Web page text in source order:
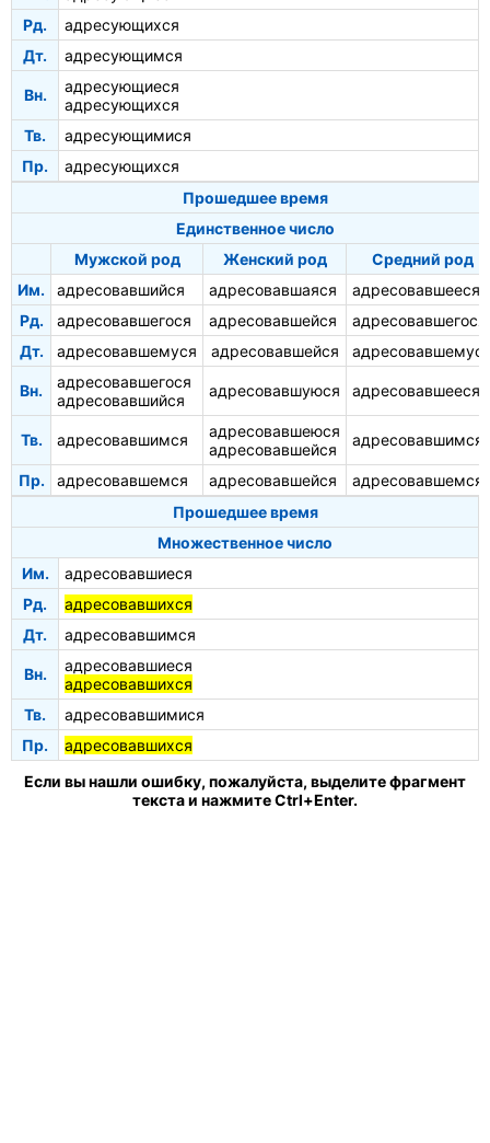
Рд.
адресующихся
Дт.
адресующимся
Вн.
адресующиеся
адресующихся
Тв.
адресующимися
Пр.
адресующихся
Прошедшее время
Единственное число
Мужской род
Женский род
Средний род
Им.
адресовавшийся адресовавшаяся
адресовавшееся
Рд.
адресовавшегося адресовавшейся
адресовавшегося
Дт.
адресовавшемуся адресовавшейся
Вн.
адресовавшегося
адресовавшийся
адресовавшуюся адресовавшееся
Тв. адресовавшимся
адресовавшеюся
адресовавшейся
адресовавшимся
Пр. адресовавшемся адресовавшейся
адресовавшемся
Прошедшее время
Множественное число
Им.
адресовавшиеся
Рд.
адресовавшихся
Дт.
адресовавшимся
Вн.
адресовавшиеся
адресовавшихся
Тв.
адресовавшимися
Пр.
адресовавшихся
Если вы нашли ошибку, пожалуйста, выделите фрагмент
текста и нажмите Ctrl+Enter.